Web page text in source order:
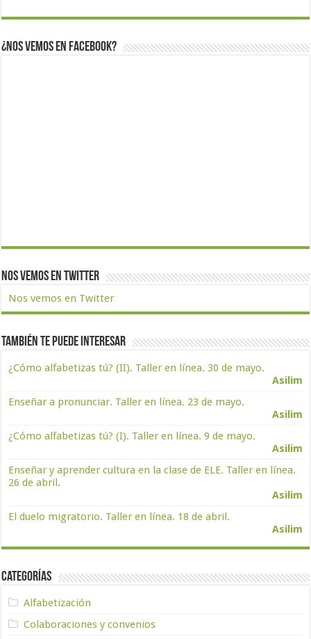
¿Nos vemos en Facebook?
Nos vemos en Twitter
Nos vemos en Twitter
También te puede interesar
¿Cómo alfabetizas tú? (II). Taller en línea. 30 de mayo.
Asilim
Enseñar a pronunciar. Taller en línea. 23 de mayo.
Asilim
¿Cómo alfabetizas tú? (I). Taller en línea. 9 de mayo.
Asilim
Enseñar y aprender cultura en la clase de ELE. Taller en línea.
26 de abril.
Asilim
El duelo migratorio. Taller en línea. 18 de abril.
Asilim
Categorías
Alfabetización
Colaboraciones y convenios